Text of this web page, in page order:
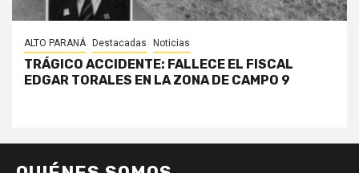
ALTO PARANÁ Destacadas Noticias
TRÁGICO ACCIDENTE: FALLECE EL FISCAL
EDGAR TORALES EN LA ZONA DE CAMPO 9